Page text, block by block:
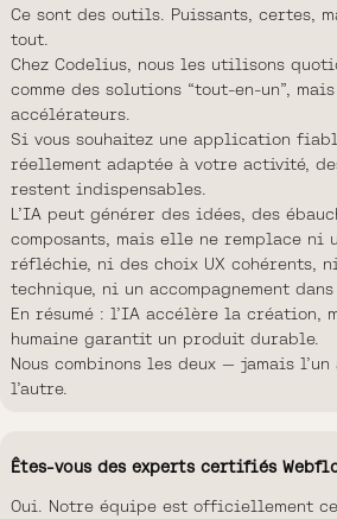
Ce sont des outils. Puissants, certes,
tout.
Chez Codelius, nous les utilisons
comme des solutions “tout-en-un”,
accélérateurs.
Si vous souhaitez une application
réellement adaptée à votre activité,
restent indispensables.
L’IA peut générer des idées, des
composants, mais elle ne remplace ni
réfléchie, ni des choix UX cohérents,
technique, ni un accompagnement
En résumé : l’IA accélère la création,
humaine garantit un produit durable.
Nous combinons les deux — jamais
l’autre.
Êtes-vous des experts certifiés
Oui. Notre équipe est officiellement